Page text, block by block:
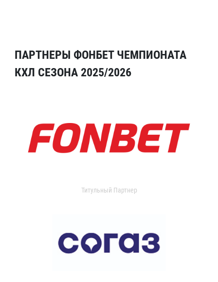
ПАРТНЕРЫ ФОНБЕТ ЧЕМПИОНАТА
КХЛ СЕЗОНА 2025/2026
Титульный Партнер